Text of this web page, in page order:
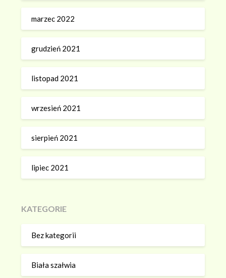
marzec 2022
grudzień 2021
listopad 2021
wrzesień 2021
sierpień 2021
lipiec 2021
KATEGORIE
Bez kategorii
Biała szałwia